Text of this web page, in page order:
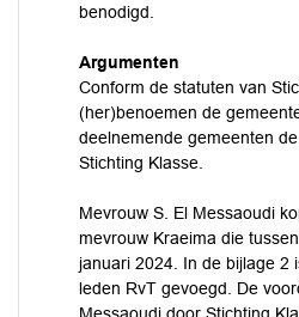
benodigd.
Argumenten
Conform de statuten van
(her)benoemen de
deelnemende gemeenten
Stichting Klasse.
Mevrouw S. El Messaoudi
mevrouw Kraeima die
januari 2024. In de bijlage 2
leden RvT gevoegd. De